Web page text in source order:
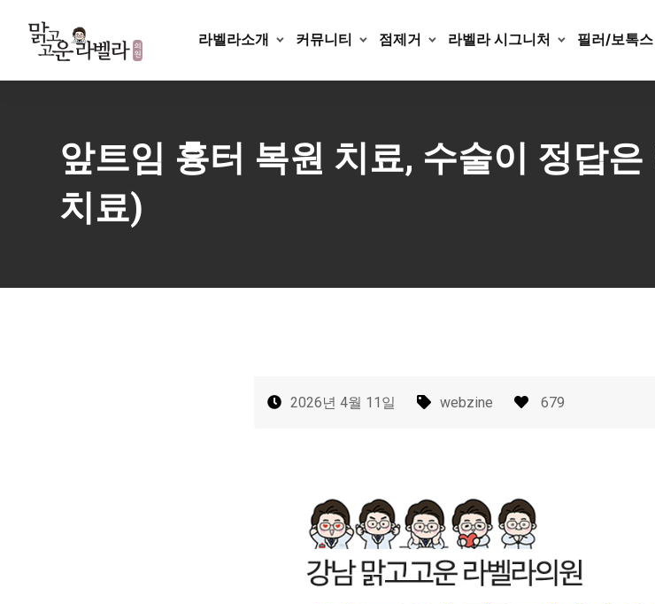
content
라벨라소개 커뮤니티 점제거 라벨라 시그니처 필러/보톡스
앞트임 흉터 복원 치료, 수술이 정답
치료)
2026년 4월 11일 webzine 679